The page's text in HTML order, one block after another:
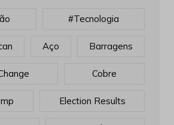
#tecnologia
Aço Barragens
Cobre
Election Results